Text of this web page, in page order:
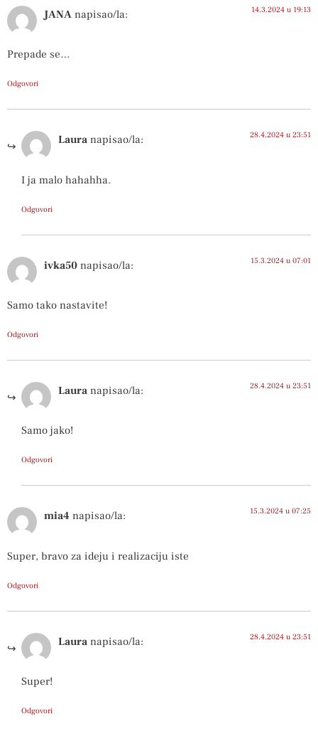
JANA napisao/la: 14.3.2024 u 19:13
Prepade se…
Odgovori
Laura napisao/la: 28.4.2024 u 23:51
I ja malo hahahha.
Odgovori
ivka50 napisao/la: 15.3.2024 u 07:01
Samo tako nastavite!
Odgovori
Laura napisao/la: 28.4.2024 u 23:51
Samo jako!
Odgovori
mia4 napisao/la: 15.3.2024 u 07:25
Super, bravo za ideju i realizaciju iste
Odgovori
Laura napisao/la: 28.4.2024 u 23:51
Super!
Odgovori